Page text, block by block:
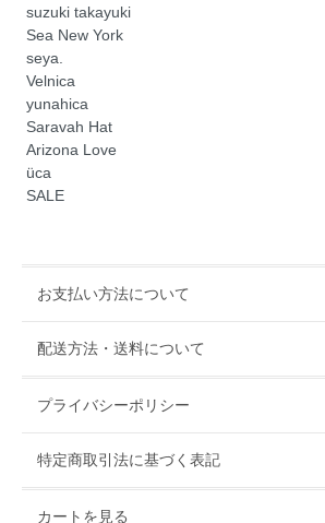
suzuki takayuki
Sea New York
seya.
Velnica
yunahica
Saravah Hat
Arizona Love
üca
SALE
お支払い方法について
配送方法・送料について
プライバシーポリシー
特定商取引法に基づく表記
カートを見る